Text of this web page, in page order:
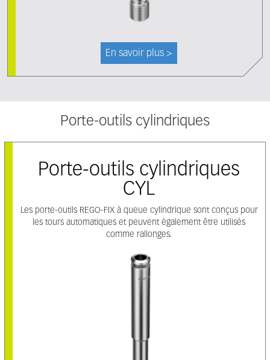
En savoir plus >
Porte-outils cylindriques
Porte-outils cylindriques
CYL
Les porte-outils REGO-FIX à queue cylindrique sont conçus pour
les tours automatiques et peuvent également être utilisés
comme rallonges.